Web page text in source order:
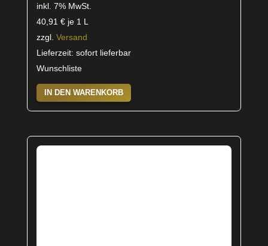
inkl. 7% MwSt.
40,91 €je 1 L
zzgl. Versand
Lieferzeit: sofort lieferbar
Wunschliste
IN DEN WARENKORB